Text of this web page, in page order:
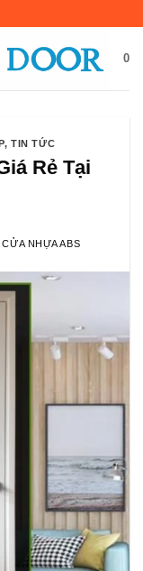
0
,TIN TỨC
Rẻ Tại
NHỰA ABS